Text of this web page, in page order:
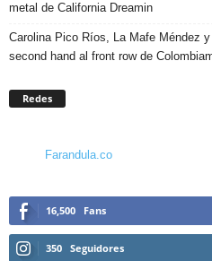
metal de California Dreamin
Carolina Pico Ríos, La Mafe Méndez
second hand al front row de
Redes
Farandula.co
16,500 Fans
350 Seguidores